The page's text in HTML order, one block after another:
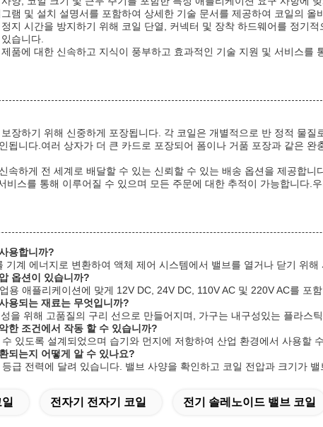
램 및 설치 설명서를 포함하여 상세한 기술 문서를 제공하여 코일의 올
지 시간을 방지하기 위해 코일 단열, 커넥터 및 장착 하드웨어를 정기
습니다.
품에 대한 신속하고 지식이 풍부하고 효과적인 기술 지원 및 서비스를
장하기 위해 신중하게 포장됩니다. 각 코일은 개별적으로 반 정적 물
됩니다.여러 상자가 더 큰 카드로 포장되어 폼이나 거품 포장과 같은 완
속하게 전 세계로 배달할 수 있는 신뢰할 수 있는 배송 옵션을 제공합
비스를 통해 이루어질 수 있으며 모든 주문에 대한 추적이 가능합니다.
용합니까?
계 에너지로 변환하여 액체 제어 시스템에서 밸브를 열거나 닫기 위
옵션이 있습니까?
용 애플리케이션에 맞게 12V DC, 24V DC, 110V AC 및 220V AC를 포
용되는 재료는 무엇입니까?
을 위해 고품질의 구리 선으로 만들어지며, 가구는 내구성있는 플라스
한 조건에서 작동 할 수 있습니까?
있도록 설계되었으며 습기와 먼지에 저항하여 산업 환경에서 사용할
되는지 어떻게 알 수 있나요?
급 전력에 달려 있습니다. 밸브 사양을 확인하고 코일 전압과 크기가
전자기 전자기 코일 전기 솔레노이드 밸브 코일